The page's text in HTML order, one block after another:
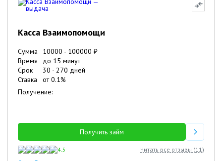
Касса Взаимопомощи
Сумма 10000 - 100000 ₽
Время
до 15 минут
Срок
30 - 270 дней
Ставка
от0.1%
Получение:
Получить займ
4.5 Читать все отзывы (11)